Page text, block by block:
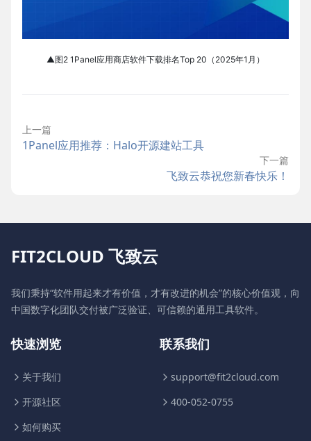
▲图2 1Panel应用商店软件下载排名Top 20（2025年1月）
上一篇
1Panel应用推荐：Halo开源建站工具
下一篇
飞致云恭祝您新春快乐！
FIT2CLOUD 飞致云
我们秉持“软件用起来才有价值，才有改进的机会”的核心价值观，向
中国数字化团队交付被广泛验证、可信赖的通用工具软件。
快速浏览
关于我们
开源社区
如何购买
联系我们
support@fit2cloud.com
400-052-0755